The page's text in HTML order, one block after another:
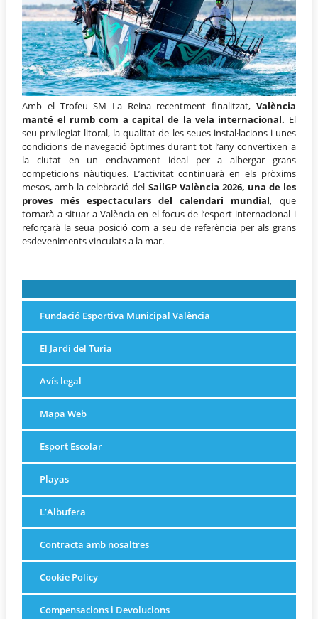
Amb el Trofeu SM La Reina recentment finalitzat,València
manté el rumb com a capital de la vela internacional. El
seu privilegiat litoral, la qualitat de les seues instal·lacions i unes
condicions de navegació òptimes durant tot l’any convertixen a
la ciutat en un enclavament ideal per a albergar grans
competicions nàutiques. L’activitat continuarà en els pròxims
mesos, amb la celebració del SailGP València 2026, una de les
proves més espectaculars del calendari mundial, que
tornarà a situar a València en el focus de l’esport internacional i
reforçarà la seua posició com a seu de referència per als grans
esdeveniments vinculats a la mar.
Fundació Esportiva Municipal València
El Jardí del Turia
Avís legal
Mapa Web
Esport Escolar
Playas
L’Albufera
Contracta amb nosaltres
Cookie Policy
Compensacions i Devolucions